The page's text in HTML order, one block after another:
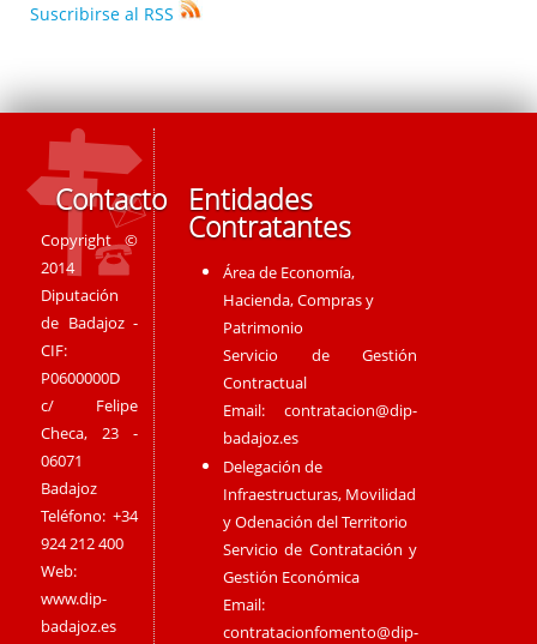
Suscribirse al RSS
Contacto
Copyright ©
2014
Diputación
de Badajoz -
CIF:
P0600000D
c/ Felipe
Checa, 23 -
06071
Badajoz
Teléfono: +34
924 212 400
Web:
www.dip-
badajoz.es
Entidades
Contratantes
Área de Economía,
Hacienda, Compras y
Patrimonio
Servicio de Gestión
Contractual
Email:contratacion@dip-
badajoz.es
Delegación de
Infraestructuras, Movilidad
y Odenación del Territorio
Servicio de Contratación y
Gestión Económica
Email:
contratacionfomento@dip-